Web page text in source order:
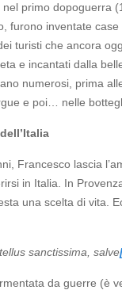
primo dopoguerra
furono inventate
turisti che ancora
e incantati dalla
numerosi, prima
e poi… nelle
Francesco lascia
in Italia. In
una scelta di vita.
sanctissima, salve
da guerre (è